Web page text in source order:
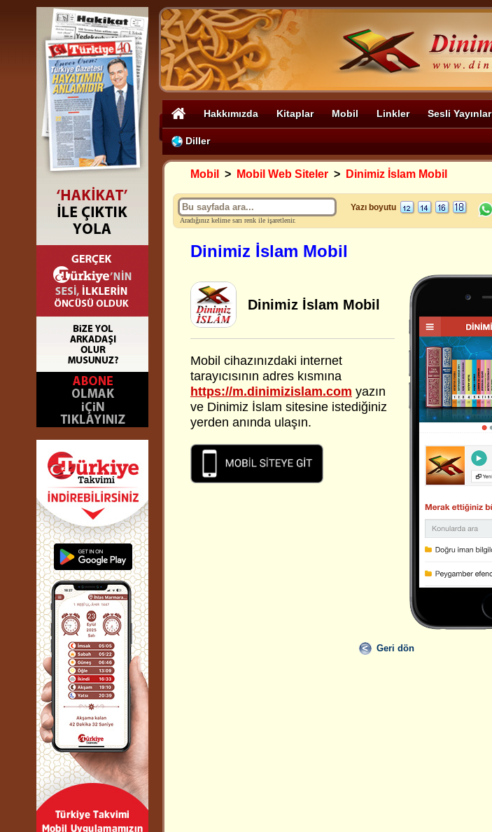
Hakkımızda Kitaplar Mobil Linkler Sesli Yayınlar
Diller
Mobil > Mobil Web Siteler > Dinimiz İslam Mobil
Aradığınız kelime sarı renk ile işaretlenir.
Yazı boyutu
Dinimiz İslam Mobil
Dinimiz İslam Mobil
Mobil cihazınızdaki internet
tarayıcısının adres kısmına
https://m.dinimizislam.com yazın
ve Dinimiz İslam sitesine istediğiniz
yerden anında ulaşın.
Geri dön